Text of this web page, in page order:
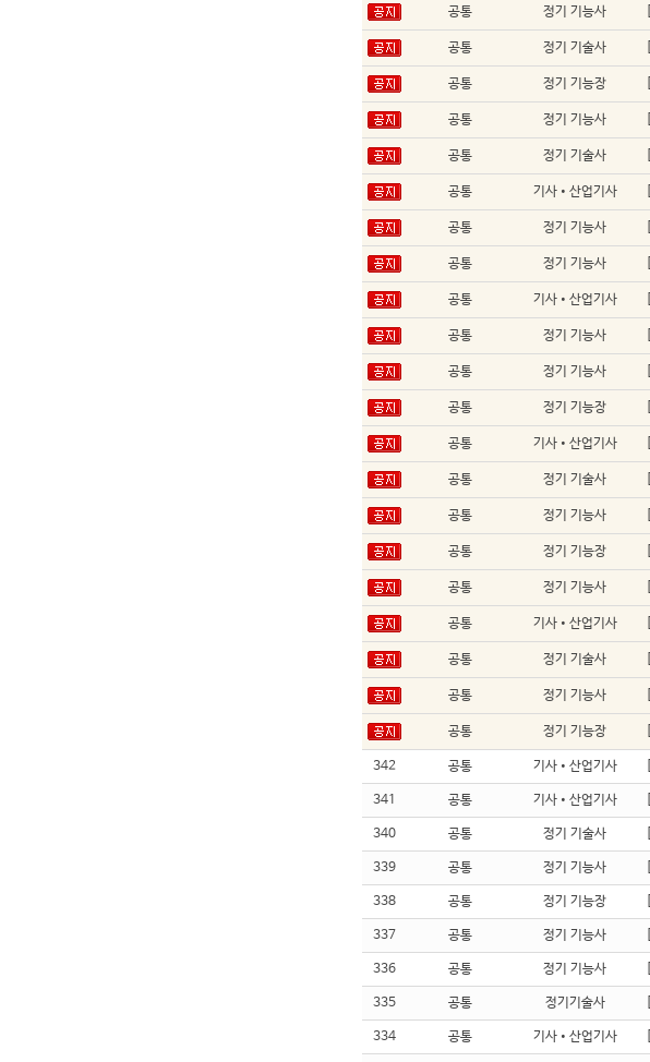
공통 정기 기능사
공통 정기 기술사
공통 정기 기능장
공통 정기 기능사
공통 정기 기술사
공통 기사•산업기사
공통 정기 기능사
공통 정기 기능사
공통 기사•산업기사
공통 정기 기능사
공통 정기 기능사
공통 정기 기능장
공통 기사•산업기사
공통 정기 기술사
공통 정기 기능사
공통 정기 기능장
공통 정기 기능사
공통 기사•산업기사
공통 정기 기술사
공통 정기 기능사
공통 정기 기능장
342 공통 기사•산업기사
341 공통 기사•산업기사
340 공통 정기 기술사
339 공통 정기 기능사
338 공통 정기 기능장
337 공통 정기 기능사
336 공통 정기 기능사
335 공통 정기기술사
334 공통 기사•산업기사